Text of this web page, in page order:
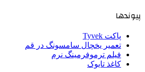
پیوندها
پاکت Tyvek
تعمیر یخچال سامسونگ در قم
فیلم ترموفرمینگ نرم
کاغذ تایوک